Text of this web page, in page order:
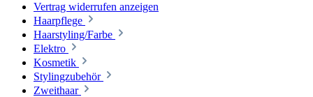
Vertrag widerrufen anzeigen
Haarpflege
Haarstyling/Farbe
Elektro
Kosmetik
Stylingzubehör
Zweithaar